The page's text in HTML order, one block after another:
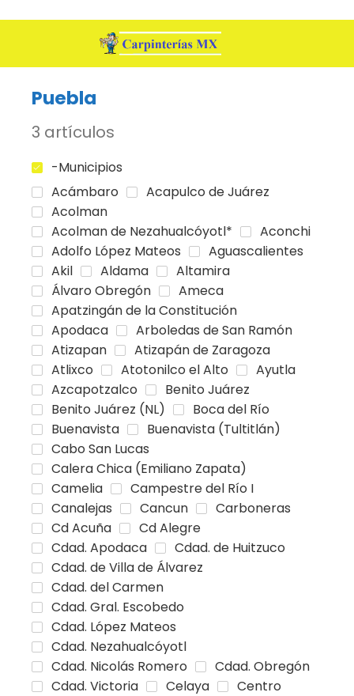
Puebla
3 artículos
-Municipios
Acámbaro
Acapulco de Juárez
Acolman
Acolman de Nezahualcóyotl*
Aconchi
Adolfo López Mateos
Aguascalientes
Akil
Aldama
Altamira
Álvaro Obregón
Ameca
Apatzingán de la Constitución
Apodaca
Arboledas de San Ramón
Atizapan
Atizapán de Zaragoza
Atlixco
Atotonilco el Alto
Ayutla
Azcapotzalco
Benito Juárez
Benito Juárez (NL)
Boca del Río
Buenavista
Buenavista (Tultitlán)
Cabo San Lucas
Calera Chica (Emiliano Zapata)
Camelia
Campestre del Río I
Canalejas
Cancun
Carboneras
Cd Acuña
Cd Alegre
Cdad. Apodaca
Cdad. de Huitzuco
Cdad. de Villa de Álvarez
Cdad. del Carmen
Cdad. Gral. Escobedo
Cdad. López Mateos
Cdad. Nezahualcóyotl
Cdad. Nicolás Romero
Cdad. Obregón
Cdad. Victoria
Celaya
Centro